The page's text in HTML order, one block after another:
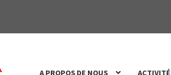
A PROPOS DE NOUS